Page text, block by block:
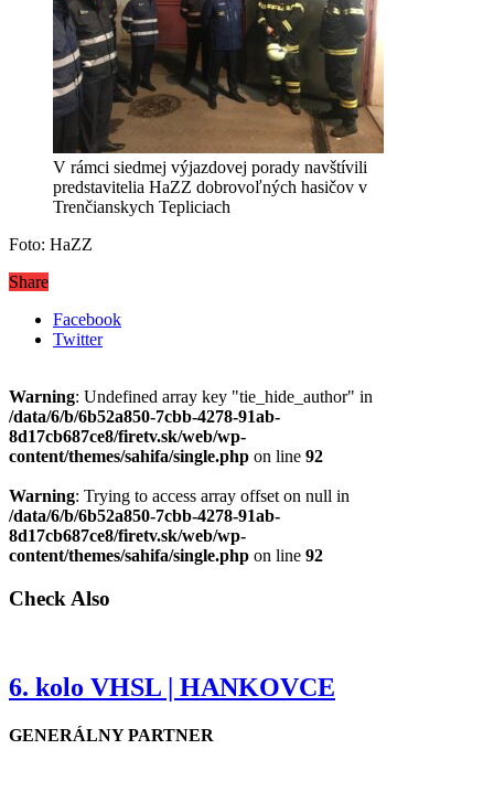
V rámci siedmej výjazdovej porady navštívili
predstavitelia HaZZ dobrovoľných hasičov v
Trenčianskych Tepliciach
Foto: HaZZ
Share
Facebook
Twitter
Warning: Undefined array key "tie_hide_author" in
/data/6/b/6b52a850-7cbb-4278-91ab-
8d17cb687ce8/firetv.sk/web/wp-
content/themes/sahifa/single.php on line 92
Warning: Trying to access array offset on null in
/data/6/b/6b52a850-7cbb-4278-91ab-
8d17cb687ce8/firetv.sk/web/wp-
content/themes/sahifa/single.php on line 92
Check Also
6. kolo VHSL | HANKOVCE
GENERÁLNY PARTNER